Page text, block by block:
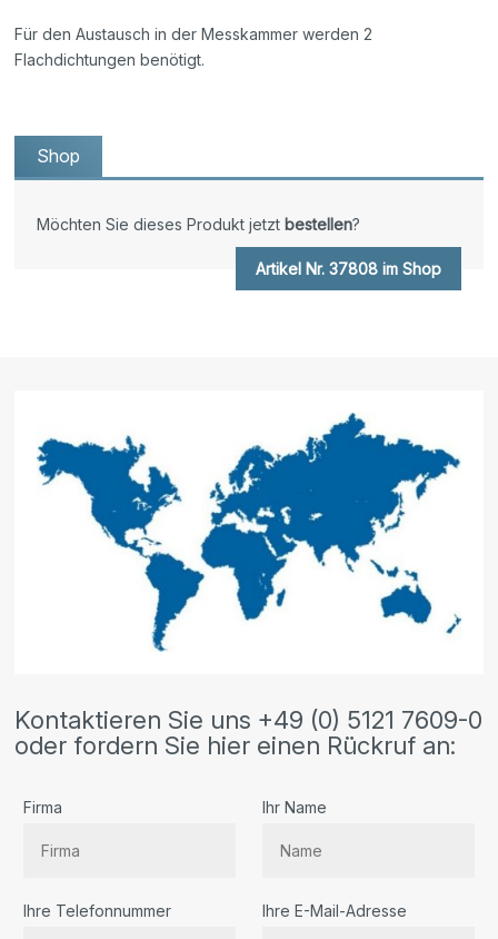
Für den Austausch in der Messkammer werden 2
Flachdichtungen benötigt.
Shop
Möchten Sie dieses Produkt jetzt bestellen?
Artikel Nr. 37808 im Shop
Kontaktieren Sie uns +49 (0) 5121 7609-0
oder fordern Sie hier einen Rückruf an:
Firma Ihr Name
Ihre Telefonnummer Ihre E-Mail-Adresse